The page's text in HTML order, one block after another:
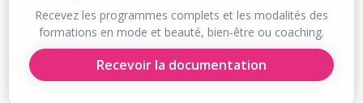
Recevez les programmes complets et les modalités des
formations en mode et beauté, bien-être ou coaching.
Recevoir la documentation